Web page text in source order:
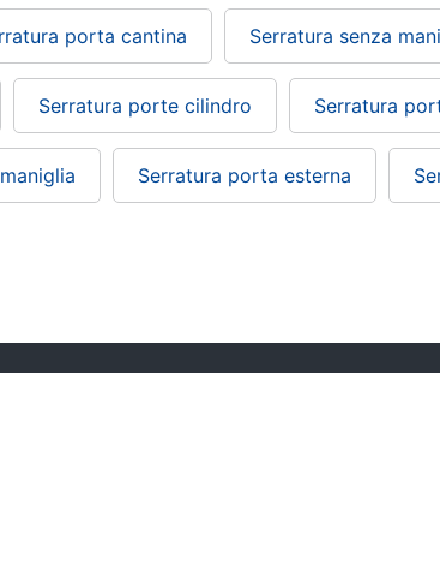
porta cantina Serratura senza
Serratura porte cilindro Serratura
Serratura porta esterna